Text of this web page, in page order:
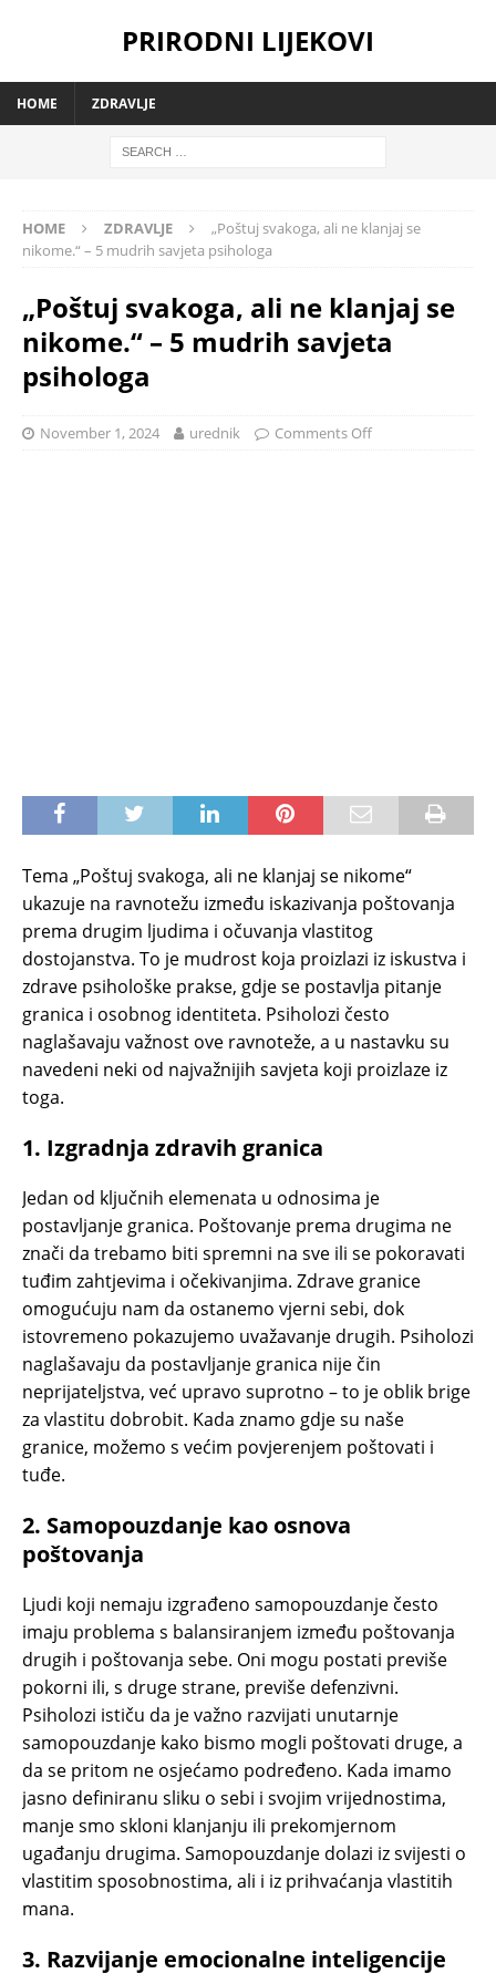
PRIRODNI LIJEKOVI
HOME ZDRAVLJE
HOME ZDRAVLJE
„Poštuj svakoga, ali ne klanjaj se
nikome.“ – 5 mudrih savjeta psihologa
„Poštuj svakoga, ali ne klanjaj se
nikome.“ – 5 mudrih savjeta
psihologa
November 1, 2024 urednik Comments Off
Tema „Poštuj svakoga, ali ne klanjaj se nikome“
ukazuje na ravnotežu između iskazivanja poštovanja
prema drugim ljudima i očuvanja vlastitog
dostojanstva. To je mudrost koja proizlazi iz iskustva i
zdrave psihološke prakse, gdje se postavlja pitanje
granica i osobnog identiteta. Psiholozi često
naglašavaju važnost ove ravnoteže, a u nastavku su
navedeni neki od najvažnijih savjeta koji proizlaze iz
toga.
1. Izgradnja zdravih granica
Jedan od ključnih elemenata u odnosima je
postavljanje granica. Poštovanje prema drugima ne
znači da trebamo biti spremni na sve ili se pokoravati
tuđim zahtjevima i očekivanjima. Zdrave granice
omogućuju nam da ostanemo vjerni sebi, dok
istovremeno pokazujemo uvažavanje drugih. Psiholozi
naglašavaju da postavljanje granica nije čin
neprijateljstva, već upravo suprotno – to je oblik brige
za vlastitu dobrobit. Kada znamo gdje su naše
granice, možemo s većim povjerenjem poštovati i
tuđe.
2. Samopouzdanje kao osnova
poštovanja
Ljudi koji nemaju izgrađeno samopouzdanje često
imaju problema s balansiranjem između poštovanja
drugih i poštovanja sebe. Oni mogu postati previše
pokorni ili, s druge strane, previše defenzivni.
Psiholozi ističu da je važno razvijati unutarnje
samopouzdanje kako bismo mogli poštovati druge, a
da se pritom ne osjećamo podređeno. Kada imamo
jasno definiranu sliku o sebi i svojim vrijednostima,
manje smo skloni klanjanju ili prekomjernom
ugađanju drugima. Samopouzdanje dolazi iz svijesti o
vlastitim sposobnostima, ali i iz prihvaćanja vlastitih
mana.
3. Razvijanje emocionalne inteligencije